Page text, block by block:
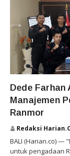
Dede
Manajemen
Ranmor
Redaksi
BALI (Harian.co) —
untuk pengadaan